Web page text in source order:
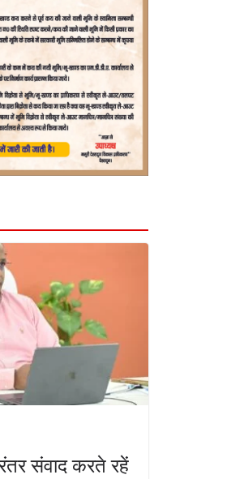
संवाद करते रहें